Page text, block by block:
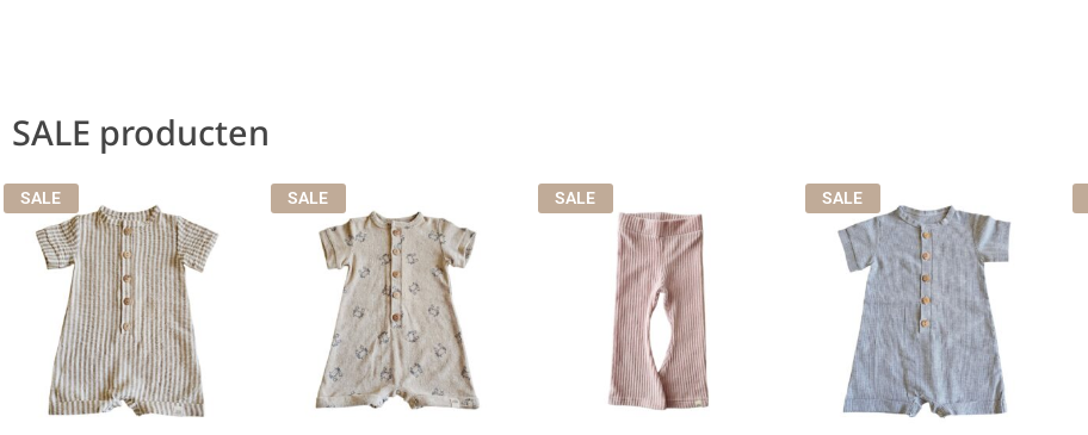
SALE producten
SALE SALE SALE SALE